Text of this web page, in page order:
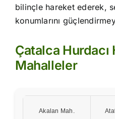
bilinçle hareket ederek,
konumlarını
Çatalca
Mahalleler
Akalan Mah.